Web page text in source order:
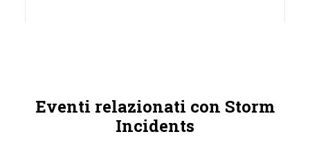
Autoterminal Technical Center
Eventi relazionati con Storm
Incidents